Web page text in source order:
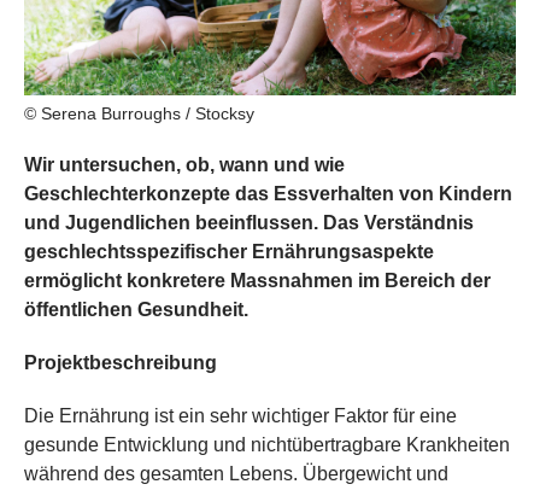
© Serena Burroughs / Stocksy
Wir untersuchen, ob, wann und wie
Geschlechterkonzepte das Essverhalten von Kindern
und Jugendlichen beeinflussen. Das Verständnis
geschlechtsspezifischer Ernährungsaspekte
ermöglicht konkretere Massnahmen im Bereich der
öffentlichen Gesundheit.
Projektbeschreibung
Die Ernährung ist ein sehr wichtiger Faktor für eine
gesunde Entwicklung und nichtübertragbare Krankheiten
während des gesamten Lebens. Übergewicht und